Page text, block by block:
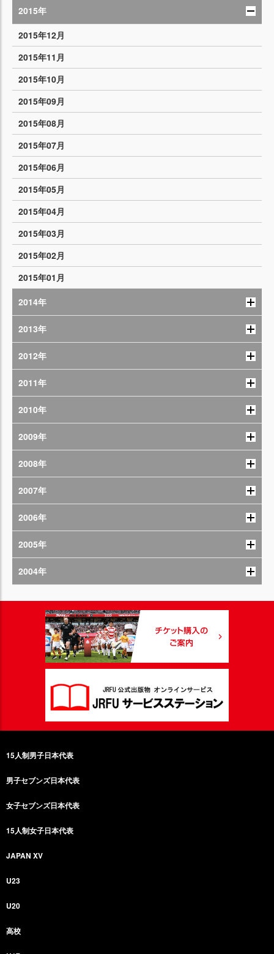
2015年
2015年12月
2015年11月
2015年10月
2015年09月
2015年08月
2015年07月
2015年06月
2015年05月
2015年04月
2015年03月
2015年02月
2015年01月
2014年
2013年
2012年
2011年
2010年
2009年
2008年
2007年
2006年
2005年
2004年
15人制男子日本代表
男子セブンズ日本代表
女子セブンズ日本代表
15人制女子日本代表
JAPAN XV
U23
U20
高校